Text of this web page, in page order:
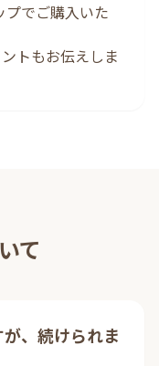
プでご購入いた
トもお伝えしま
て
、続けられま